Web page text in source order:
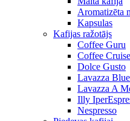
Aromatizēta
Kapsulas
Kafijas ražotājs
Coffee Guru
Coffee Cruise
Dolce Gusto
Lavazza
Lavazza A
Illy
Nespresso